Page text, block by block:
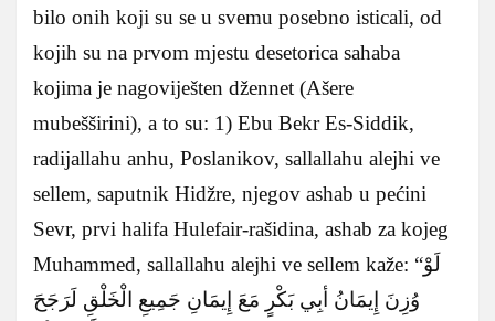
bilo onih koji su se u svemu posebno isticali, od
kojih su na prvom mjestu desetorica sahaba
kojima je nagoviješten džennet (Ašere
mubešširini), a to su: 1) Ebu Bekr Es-Siddik,
radijallahu anhu, Poslanikov, sallallahu alejhi ve
sellem, saputnik Hidžre, njegov ashab u pećini
Sevr, prvi halifa Hulefair-rašidina, ashab za kojeg
Muhammed, sallallahu alejhi ve sellem kaže: “لَوْ
وُزِنَ إِيمَانُ أبِي بَكْرٍ مَعَ إِيمَانِ جَمِيعِ الْخَلْقِ لَرَجَحَ